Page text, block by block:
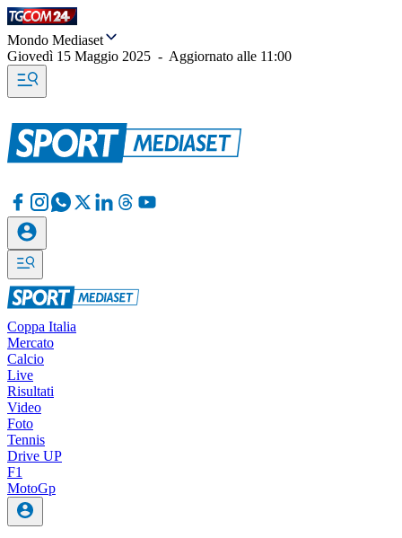
Mondo Mediaset
Giovedì 15 Maggio 2025 - Aggiornato alle 11:00
Coppa Italia
Mercato
Calcio
Live
Risultati
Video
Foto
Tennis
Drive UP
F1
MotoGp